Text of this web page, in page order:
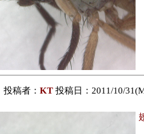
投稿者： KT 投稿日：2011/10/